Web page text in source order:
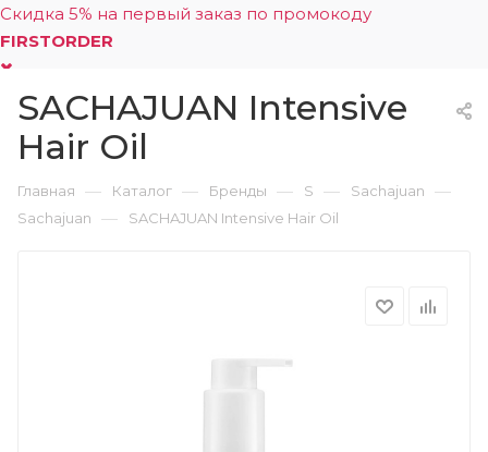
Скидка 5% на первый заказ по промокоду
FIRSTORDER
0
SACHAJUAN Intensive
Hair Oil
Главная — Каталог — Бренды — S — Sachajuan —
Sachajuan — SACHAJUAN Intensive Hair Oil